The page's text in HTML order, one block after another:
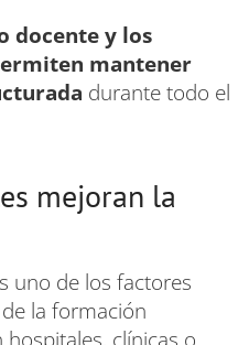
docente y los
mantener
durante todo el
mejoran la
uno de los factores
la formación
clínicas o